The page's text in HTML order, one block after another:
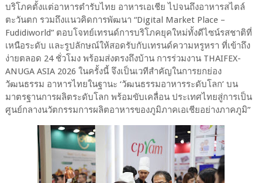
บริโภคตั้งแต่อาหารตำรับไทย อาหารเอเชีย ไปจนถึงอาหารสไตล์
ตะวันตก รวมถึงแนวคิดการพัฒนา “Digital Market Place –
Fudidiworld” ตอบโจทย์เทรนด์การบริโภคยุคใหม่ทั้งดีไซน์รสชาติที่
เหนือระดับ และรูปลักษณ์ให้สอดรับกับเทรนด์ความหรูหรา ที่เข้าถึง
ง่ายตลอด 24 ชั่วโมง พร้อมส่งตรงถึงบ้าน การร่วมงาน THAIFEX-
ANUGA ASIA 2026 ในครั้งนี้ จึงเป็นเวทีสำคัญในการยกย่อง
วัฒนธรรม อาหารไทยในฐานะ ‘วัฒนธรรมอาหารระดับโลก’ บน
มาตรฐานการผลิตระดับโลก พร้อมขับเคลื่อน ประเทศไทยสู่การเป็น
ศูนย์กลางนวัตกรรมการผลิตอาหารของภูมิภาคเอเชียอย่างภาคภูมิ”